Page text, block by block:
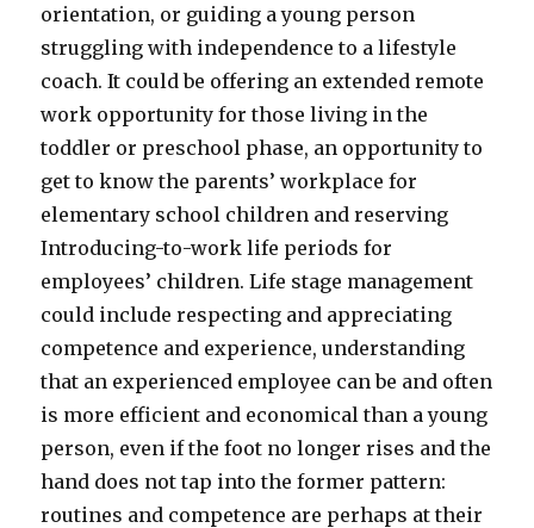
orientation, or guiding a young person
struggling with independence to a lifestyle
coach. It could be offering an extended remote
work opportunity for those living in the
toddler or preschool phase, an opportunity to
get to know the parents’ workplace for
elementary school children and reserving
Introducing-to-work life periods for
employees’ children. Life stage management
could include respecting and appreciating
competence and experience, understanding
that an experienced employee can be and often
is more efficient and economical than a young
person, even if the foot no longer rises and the
hand does not tap into the former pattern:
routines and competence are perhaps at their